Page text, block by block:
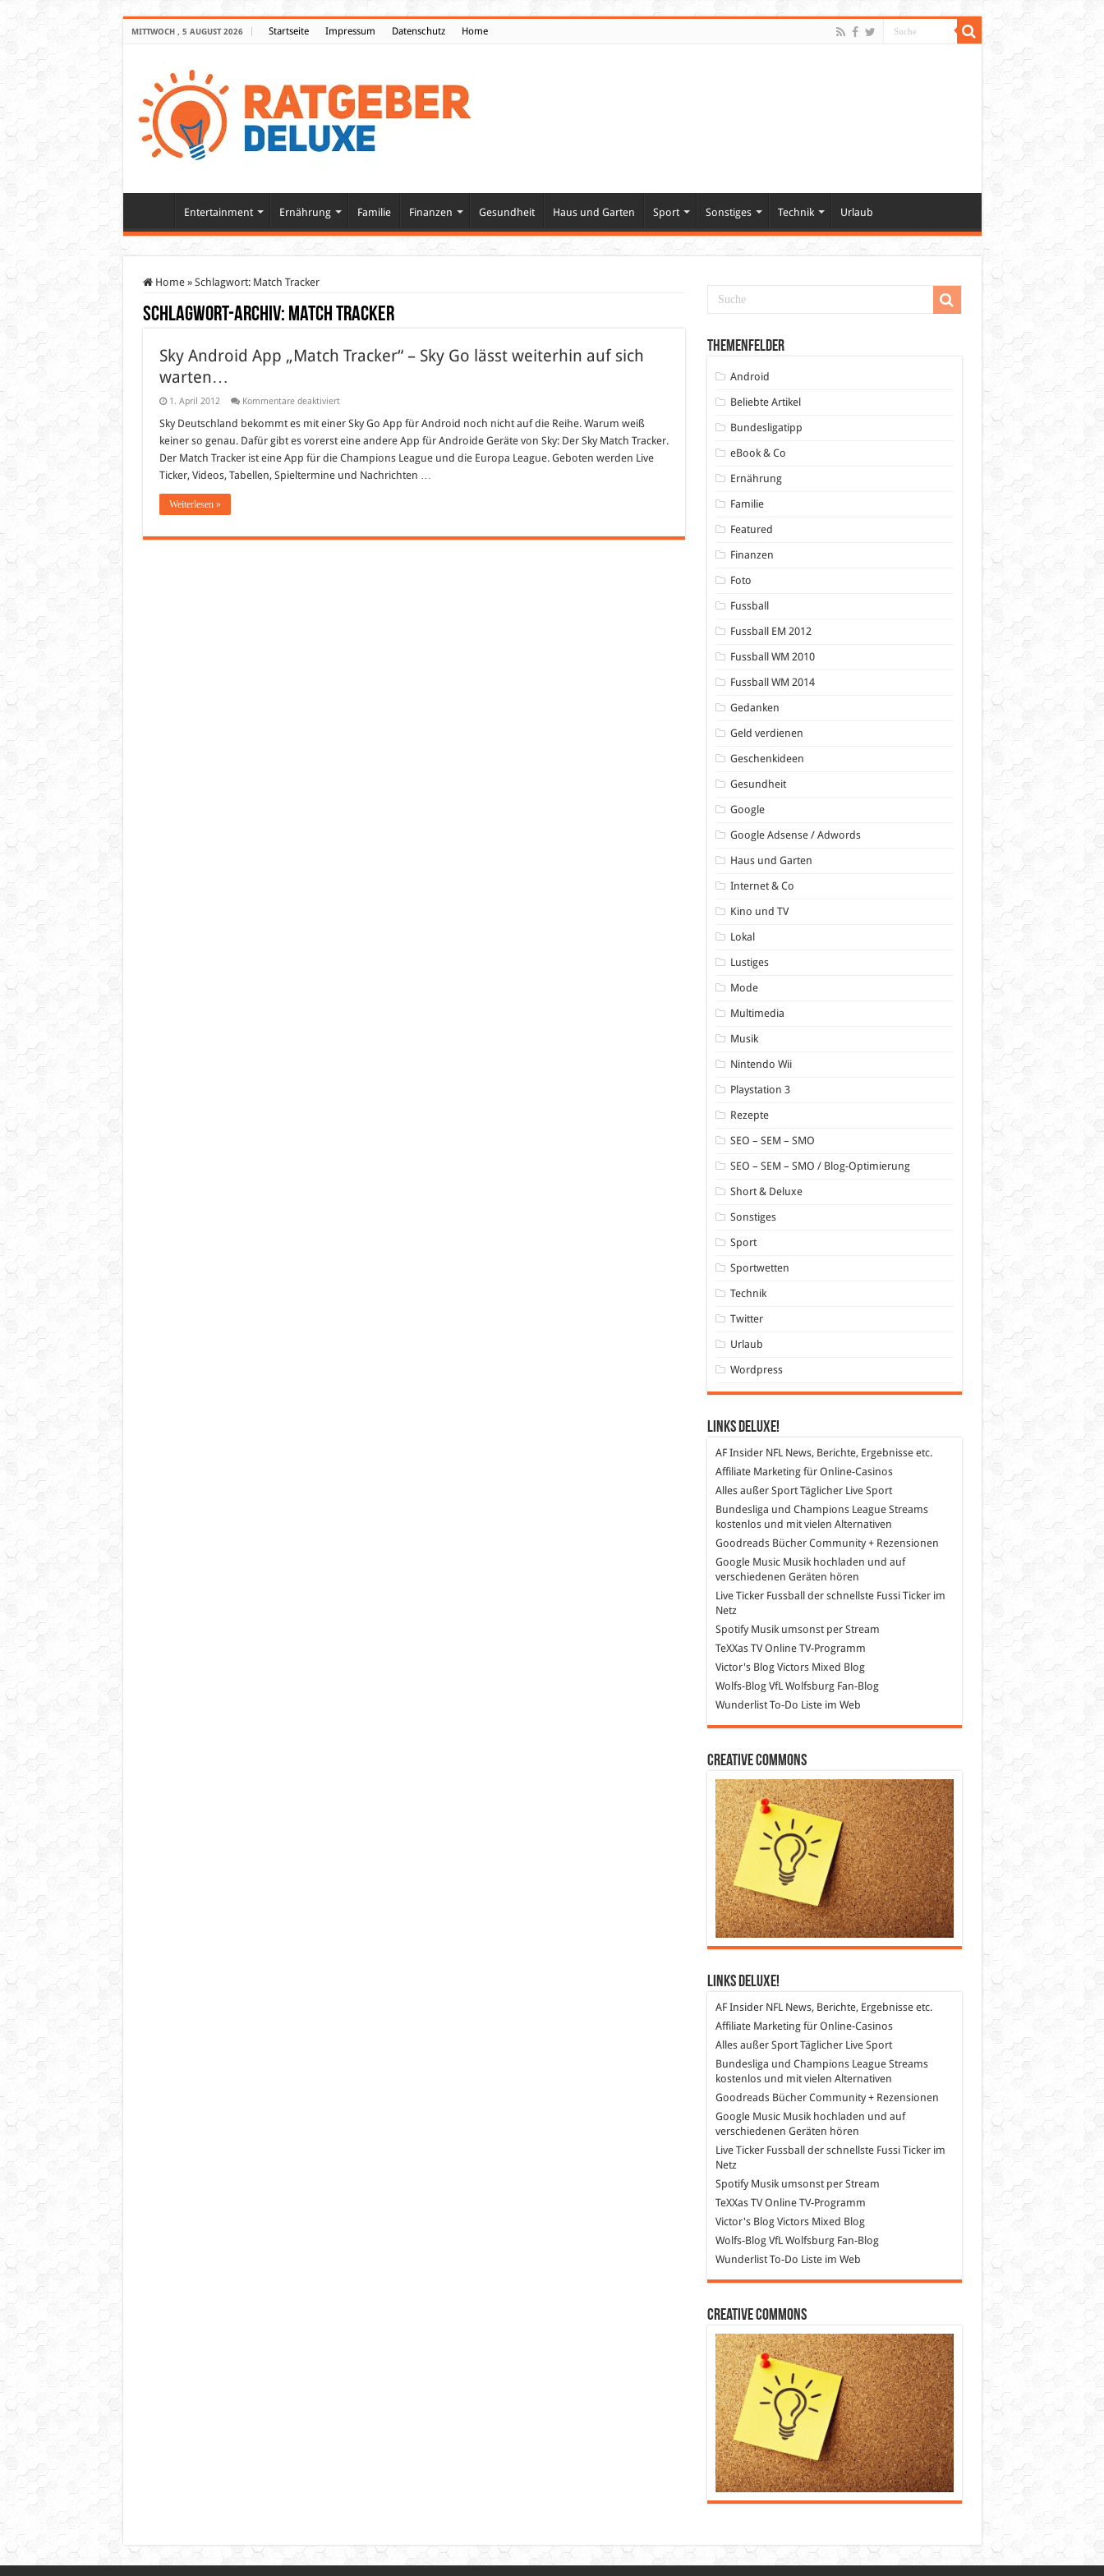
MITTWOCH , 5 AUGUST 2026 Startseite Impressum Datenschutz Home
Entertainment Ernährung Familie Finanzen Gesundheit Haus und Garten Sport Sonstiges Technik Urlaub
Home » Schlagwort: Match Tracker
Schlagwort-Archiv: Match Tracker
Sky Android App „Match Tracker“ – Sky Go lässt weiterhin auf sich
warten…
1. April 2012 Kommentare deaktiviertfür
Android
„Match
Tracker“
–
Sky
warten…
Sky Deutschland bekommt es mit einer Sky Go App für Android noch nicht auf die Reihe. Warum weiß
keiner so genau. Dafür gibt es vorerst eine andere App für Androide Geräte von Sky: Der Sky Match Tracker.
Der Match Tracker ist eine App für die Champions League und die Europa League. Geboten werden Live
Ticker, Videos, Tabellen, Spieltermine und Nachrichten …
Weiterlesen »
Themenfelder
Android
Beliebte Artikel
Bundesligatipp
eBook & Co
Ernährung
Familie
Featured
Finanzen
Foto
Fussball
Fussball EM 2012
Fussball WM 2010
Fussball WM 2014
Gedanken
Geld verdienen
Geschenkideen
Gesundheit
Google
Google Adsense / Adwords
Haus und Garten
Internet & Co
Kino und TV
Lokal
Lustiges
Mode
Multimedia
Musik
Nintendo Wii
Playstation 3
Rezepte
SEO – SEM – SMO
SEO – SEM – SMO / Blog-Optimierung
Short & Deluxe
Sonstiges
Sport
Sportwetten
Technik
Twitter
Urlaub
Wordpress
Links DeLuXe!
AF InsiderNFL News, Berichte, Ergebnisse etc.
Affiliate Marketingfür Online-Casinos
Alles außer SportTäglicher Live Sport
Bundesliga und Champions League Streams
kostenlos und mit vielen Alternativen
GoodreadsBücher Community + Rezensionen
Google MusicMusik hochladen und auf
verschiedenen Geräten hören
Live Ticker Fussball
der schnellste Fussi Ticker im
Netz
SpotifyMusik umsonst per Stream
TeXXas TVOnline TV-Programm
Victor's BlogVictors Mixed Blog
Wolfs-BlogVfL Wolfsburg Fan-Blog
WunderlistTo-Do Liste im Web
Creative Commons
Links DeLuXe!
AF InsiderNFL News, Berichte, Ergebnisse etc.
Affiliate Marketingfür Online-Casinos
Alles außer SportTäglicher Live Sport
Bundesliga und Champions League Streams
kostenlos und mit vielen Alternativen
GoodreadsBücher Community + Rezensionen
Google MusicMusik hochladen und auf
verschiedenen Geräten hören
Live Ticker Fussball
der schnellste Fussi Ticker im
Netz
SpotifyMusik umsonst per Stream
TeXXas TVOnline TV-Programm
Victor's BlogVictors Mixed Blog
Wolfs-BlogVfL Wolfsburg Fan-Blog
WunderlistTo-Do Liste im Web
Creative Commons